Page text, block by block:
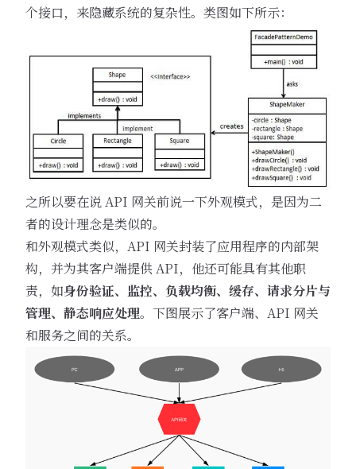
个接口，来隐藏系统的复杂性。类图如下所示：
之所以要在说 API 网关前说一下外观模式，是因为二
者的设计理念是类似的。
和外观模式类似，API 网关封装了应用程序的内部架
构，并为其客户端提供 API，他还可能具有其他职
责，如身份验证、监控、负载均衡、缓存、请求分片与
管理、静态响应处理。下图展示了客户端、API 网关
和服务之间的关系。